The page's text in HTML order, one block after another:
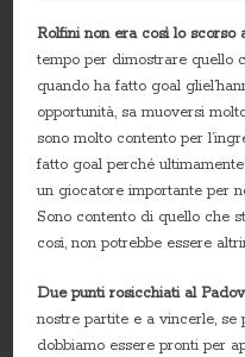
Rolfini non era così lo scorso
tempo per dimostrare quello
quando ha fatto goal
opportunità, sa muoversi
sono molto contento per
fatto goal perché
un giocatore importante per
Sono contento di quello che
così, non potrebbe essere
Due punti rosicchiati al
nostre partite e a vincerle, se
dobbiamo essere pronti per